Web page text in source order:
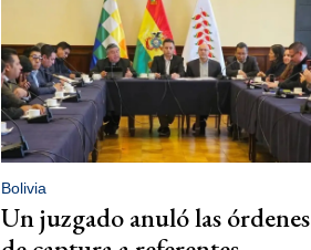
Bolivia
Un juzgado anuló las órdenes